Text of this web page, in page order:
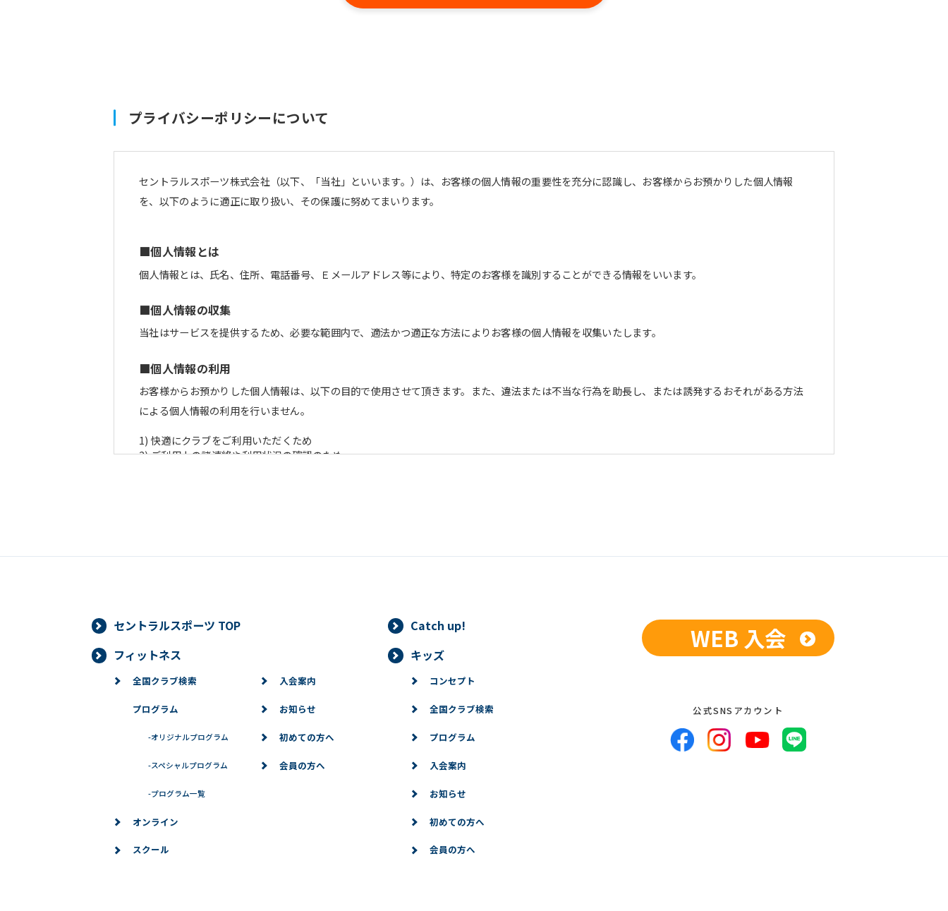
プライバシーポリシーについて
セントラルスポーツ株式会社（以下、「当社」といいます。）は、お客様の個人情報の重要性を充分に認識し、お客様からお預かりした個人情報
を、以下のように適正に取り扱い、その保護に努めてまいります。
■個人情報とは
個人情報とは、氏名、住所、電話番号、Ｅメールアドレス等により、特定のお客様を識別することができる情報をいいます。
■個人情報の収集
当社はサービスを提供するため、必要な範囲内で、適法かつ適正な方法によりお客様の個人情報を収集いたします。
■個人情報の利用
お客様からお預かりした個人情報は、以下の目的で使用させて頂きます。また、違法または不当な行為を助長し、または誘発するおそれがある方法
による個人情報の利用を行いません。
1) 快適にクラブをご利用いただくため
2) ご利用上の諸連絡や利用状況の確認のため
■個人情報の開示
当社は、お客様からお預かりした個人情報は、正当な理由がある場合を除き、ご本人の同意なく第三者に提供、開示いたしません。ただし、法令に
必要な範囲内において開示する場合、法令に基づき当社が開示を求められた場合、司法または行政機関から開示を求められた場合は、この限りでは
ありません。また、お客様からお預かりした個人情報の確認（第三者提供記録の開示を含みます。）をご本人が希望される場合は、合理的な範囲で
■個人情報の訂正、変更、削除、利用停止等
当社は、お客様からお預かりした個人情報に対して、ご本人より情報の訂正、変更、削除、利用停止、第三者への提供の停止等のお申し出があった
※問い合わせ窓口
セントラルスポーツ TOP
Catch up!
フィットネス
全国クラブ検索
プログラム
-オリジナルプログラム
-スペシャルプログラム
-プログラム一覧
オンライン
スクール
入会案内
お知らせ
初めての方へ
会員の方へ
キッズ
コンセプト
全国クラブ検索
プログラム
入会案内
お知らせ
初めての方へ
会員の方へ
WEB 入会
公式SNSアカウント